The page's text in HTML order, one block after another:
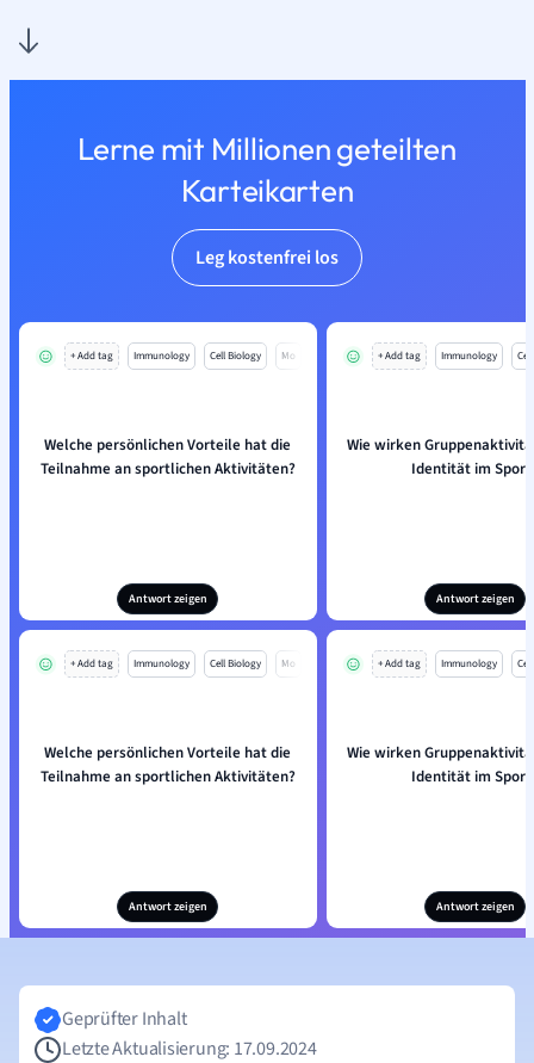
Lerne mit Millionen geteilten
Karteikarten
Leg kostenfrei los
+ Add tag Immunology Cell Biology Mo
Welche persönlichen Vorteile hat die
Teilnahme an sportlichen Aktivitäten?
Antwort zeigen
+ Add tag Immunology
Wie wirken
Identität im
Antwort zeigen
+ Add tag Immunology Cell Biology Mo
Welche persönlichen Vorteile hat die
Teilnahme an sportlichen Aktivitäten?
Antwort zeigen
+ Add tag Immunology
Wie wirken
Identität im
Antwort zeigen
Geprüfter Inhalt
Letzte Aktualisierung: 17.09.2024